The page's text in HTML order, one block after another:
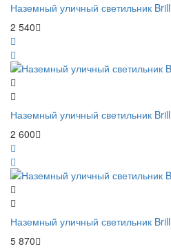
Наземный уличный светильник
2 540
Наземный уличный светильник
2 600
Наземный уличный светильник
5 870